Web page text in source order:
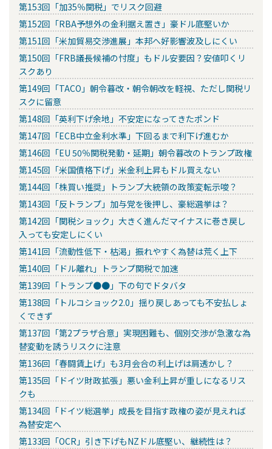
第153回「加35％関税」でリスク回避
第152回「RBA予想外の金利据え置き」豪ドル底堅いか
第151回「米加貿易交渉進展」本邦へ好影響波及しにくい
第150回「FRB議長候補の忖度」もドル安要因？安値叩くリ
スクあり
第149回「TACO」朝令暮改・朝令朝改を軽視、ただし関税リ
スクに留意
第148回「英利下げ余地」不安定になってきたポンド
第147回「ECB中立金利水準」下回るまで利下げ進むか
第146回「EU 50％関税発動・延期」朝令暮改のトランプ政権
第145回「米国債格下げ」米金利上昇もドル買えない
第144回「株買い推奨」トランプ大統領の政策変転示唆？
第143回「反トランプ」加与党を後押し、豪総選挙は？
第142回「関税ショック」大きく進んだマイナスに巻き戻し
入っても安定しにくい
第141回「流動性低下・枯渇」振れやすく為替は荒く上下
第140回「ドル離れ」トランプ関税で加速
第139回「トランプ●●」下の句でドタバタ
第138回「トルコショック2.0」揺り戻しあっても不安払しょ
くできず
第137回「第2プラザ合意」実現困難も、個別交渉が急激な為
替変動を誘うリスクに注意
第136回「春闘賃上げ」も3月会合の利上げは肩透かし？
第135回「ドイツ財政拡張」悪い金利上昇が重しになるリス
クも
第134回「ドイツ総選挙」成長を目指す政権の姿が見えれば
為替安定へ
第133回「OCR」引き下げもNZドル底堅い、継続性は？